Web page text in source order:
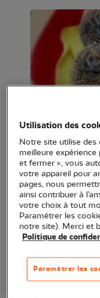
Hérisson
Grâce à votre
financement
sauvegarde de la
atteint72 % de
dons !Cela
soutiens et
engagés pour
d’accueil et de
Utilisation des
Notre site utilise des
meilleure expérience
et fermer », vous
votre appareil pour
pages, nous
ainsi contribuer à
votre choix à tout
Paramétrer les
notre site). Merci et
Politique de
Paramétrer les